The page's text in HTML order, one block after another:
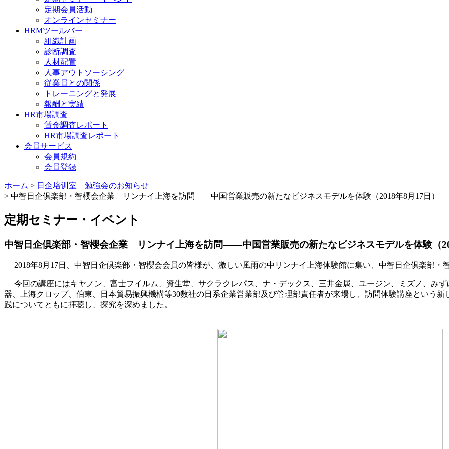
定期会員活動
オンラインセミナー
HRMツールバー
組織計画
診断調査
人材配置
人事アウトソーシング
従業員との関係
トレーニングと発展
報酬と実績
HR市場調査
賃金調査レポート
HR市場調査レポート
会員サービス
会員規約
会員登録
ホーム > 日企培训室 勉強会のお知らせ
> 中智日企倶楽部・智櫻会企業 リンナイ上海を訪問——中国営業販売の新たなビジネスモデルを体験（2018年8月17日）
定期セミナー・イベント
中智日企倶楽部・智櫻会企業 リンナイ上海を訪問——中国営業販売の新たなビジネスモデルを体験（
2018年8月17日、中智日企倶楽部・智櫻会会員の皆様が、激しい風雨の中リンナイ上海体験館に集い、中智日企倶楽部
今回の講座にはキヤノン、富士フイルム、資生堂、サクラクレパス、ナ・デックス、三井金属、ユージン、ミズノ、み
器、上海クロップ、伯東、日本貿易振興機構等30数社の日系企業営業部及び管理部責任者が来場し、訪問体験講座という
践についてともに拝聴し、探究を深めました。